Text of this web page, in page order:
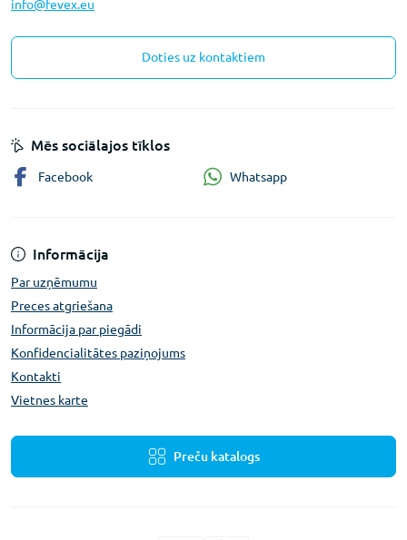
info@fevex.eu
Doties uz kontaktiem
Informācija
Par uzņēmumu
Preces atgriešana
Informācija par piegādi
Konfidencialitātes paziņojums
Kontakti
Vietnes karte
Preču katalogs
Mēs sociālajos tīklos
Facebook Whatsapp